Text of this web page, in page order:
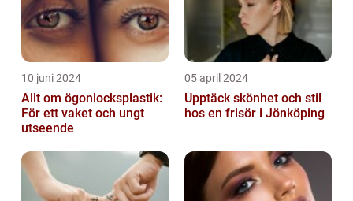
10 juni 2024
Allt om ögonlocksplastik:
För ett vaket och ungt
utseende
05 april 2024
Upptäck skönhet och stil
hos en frisör i Jönköping